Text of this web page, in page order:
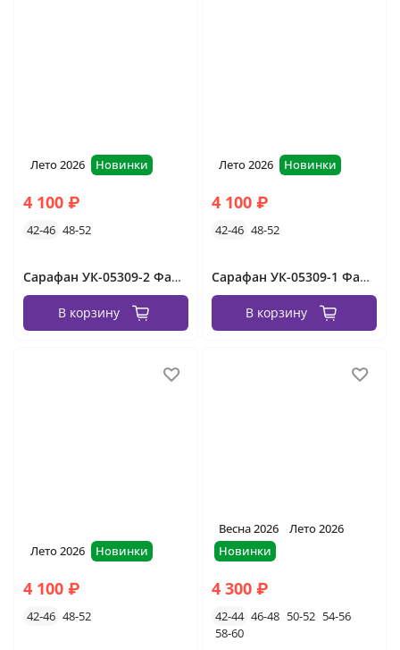
Лето 2026 Новинки
4 100 ₽
42-46 48-52
Сарафан УК-05309-2 Фабрика Моды
В корзину
Лето 2026 Новинки
4 100 ₽
42-46 48-52
Сарафан УК-05309-1 Фабрика Моды
В корзину
Лето 2026 Новинки
4 100 ₽
42-46 48-52
Весна 2026
Лето 2026
Новинки
4 300 ₽
42-44 46-48 50-52 54-56
58-60